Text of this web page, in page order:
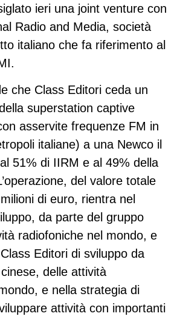
ieri una joint venture con
Radio and Media, società
italiano che fa riferimento al
che Class Editori ceda un
superstation captive
asservite frequenze FM in
italiane) a una Newco il
51% di IIRM e al 49% della
del valore totale
di euro, rientra nel
da parte del gruppo
radiofoniche nel mondo, e
Editori di sviluppo da
delle attività
e nella strategia di
attività con importanti